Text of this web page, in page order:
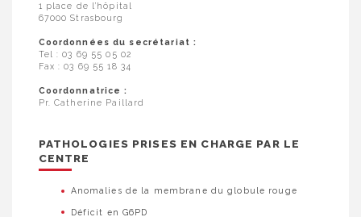
1 place de l’hôpital
67000 Strasbourg
Coordonnées du secrétariat :
Tel : 03 69 55 05 02
Fax : 03 69 55 18 34
Coordonnatrice :
Pr. Catherine Paillard
PATHOLOGIES PRISES EN CHARGE PAR LE
CENTRE
Anomalies de la membrane du globule rouge
Déficit en G6PD